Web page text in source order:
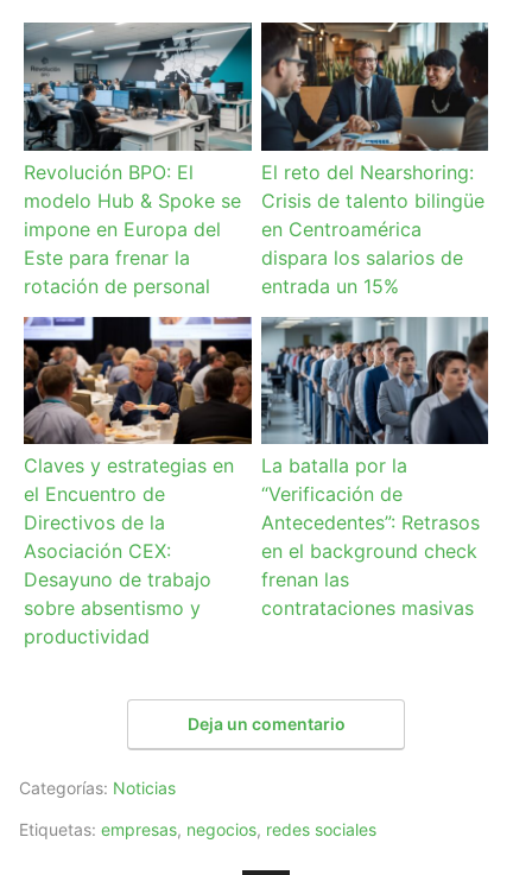
Revolución BPO: El
modelo Hub & Spoke se
impone en Europa del
Este para frenar la
rotación de personal
El reto del Nearshoring:
Crisis de talento bilingüe
en Centroamérica
dispara los salarios de
entrada un 15%
Claves y estrategias en
el Encuentro de
Directivos de la
Asociación CEX:
Desayuno de trabajo
sobre absentismo y
productividad
La batalla por la
“Verificación de
Antecedentes”: Retrasos
en el background check
frenan las
contrataciones masivas
Deja un comentario
Categorías: Noticias
Etiquetas: empresas, negocios, redes sociales